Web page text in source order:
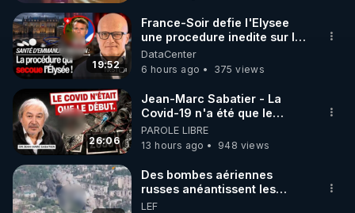
19:52
France-Soir defie l'Elysee
une procedure inedite sur la
sante du president - Nexus
DataCenter
6 hours ago
375 views
26:06
Jean-Marc Sabatier - La
Covid-19 n'a été que le
début - L'ARNm & l'ARNm-aa
jusqu où auront-t-il ?
PAROLE LIBRE
13 hours ago
948 views
Des bombes aériennes
russes anéantissent les
centres de contrôle de
LEF